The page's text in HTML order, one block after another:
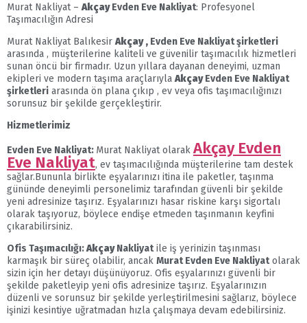
Murat Nakliyat –AkçayEvden Eve Nakliyat: Profesyonel
Taşımacılığın Adresi
Murat Nakliyat BalıkesirAkçay, Evden Eve Nakliyat şirketleri
arasında , müşterilerine kaliteli ve güvenilir taşımacılık hizmetleri
sunan öncü bir firmadır. Uzun yıllara dayanan deneyimi, uzman
ekipleri ve modern taşıma araçlarıylaAkçayEvden Eve Nakliyat
şirketleri arasında ön plana çıkıp , ev veya ofis taşımacılığınızı
sorunsuz bir şekilde gerçekleştirir.
Hizmetlerimiz
Evden Eve Nakliyat: Murat Nakliyat olarak Akçay Evden
Eve Nakliyat, ev taşımacılığında müşterilerine tam destek
sağlar.Bununla birlikte eşyalarınızı itina ile paketler, taşınma
gününde deneyimli personelimiz tarafından güvenli bir şekilde
yeni adresinize taşırız. Eşyalarınızı hasar riskine karşı sigortalı
olarak taşıyoruz, böylece endişe etmeden taşınmanın keyfini
çıkarabilirsiniz.
Ofis Taşımacılığı:AkçayNakliyatile iş yerinizin taşınması
karmaşık bir süreç olabilir, ancak Murat Evden Eve Nakliyatolarak
sizin için her detayı düşünüyoruz. Ofis eşyalarınızı güvenli bir
şekilde paketleyip yeni ofis adresinize taşırız. Eşyalarınızın
düzenli ve sorunsuz bir şekilde yerleştirilmesini sağlarız, böylece
işinizi kesintiye uğratmadan hızla çalışmaya devam edebilirsiniz.